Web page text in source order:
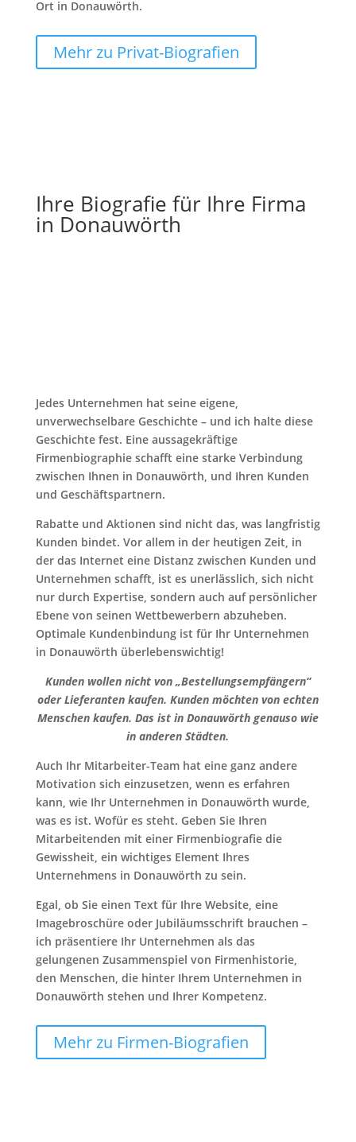
Ort in Donauwörth.
Mehr zu Privat-Biografien
Ihre Biografie für Ihre Firma
in Donauwörth
Jedes Unternehmen hat seine eigene,
unverwechselbare Geschichte – und ich halte diese
Geschichte fest. Eine aussagekräftige
Firmenbiographie schafft eine starke Verbindung
zwischen Ihnen in Donauwörth, und Ihren Kunden
und Geschäftspartnern.
Rabatte und Aktionen sind nicht das, was langfristig
Kunden bindet. Vor allem in der heutigen Zeit, in
der das Internet eine Distanz zwischen Kunden und
Unternehmen schafft, ist es unerlässlich, sich nicht
nur durch Expertise, sondern auch auf persönlicher
Ebene von seinen Wettbewerbern abzuheben.
Optimale Kundenbindung ist für Ihr Unternehmen
in Donauwörth überlebenswichtig!
Kunden wollen nicht von „Bestellungsempfängern“
oder Lieferanten kaufen. Kunden möchten von echten
Menschen kaufen. Das ist in Donauwörth genauso wie
in anderen Städten.
Auch Ihr Mitarbeiter-Team hat eine ganz andere
Motivation sich einzusetzen, wenn es erfahren
kann, wie Ihr Unternehmen in Donauwörth wurde,
was es ist. Wofür es steht. Geben Sie Ihren
Mitarbeitenden mit einer Firmenbiografie die
Gewissheit, ein wichtiges Element Ihres
Unternehmens in Donauwörth zu sein.
Egal, ob Sie einen Text für Ihre Website, eine
Imagebroschüre oder Jubiläumsschrift brauchen –
ich präsentiere Ihr Unternehmen als das
gelungenen Zusammenspiel von Firmenhistorie,
den Menschen, die hinter Ihrem Unternehmen in
Donauwörth stehen und Ihrer Kompetenz.
Mehr zu Firmen-Biografien